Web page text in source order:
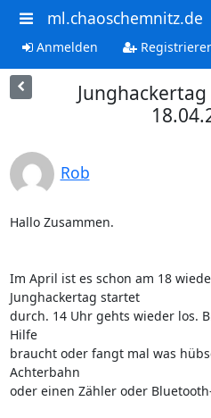
ml.chaoschemnitz.de
Anmelden
Rob
Hallo Zusammen.
Im April ist es schon am 18
Junghackertag startet
durch. 14 Uhr gehts wieder los.
Hilfe
braucht oder fangt mal was
Achterbahn
oder einen Zähler oder